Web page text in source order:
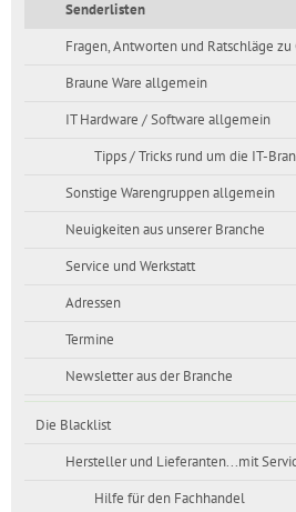
Senderlisten
Fragen, Antworten und Ratschläge zu
Braune Ware allgemein
IT Hardware / Software allgemein
Tipps / Tricks rund um die IT-
Sonstige Warengruppen allgemein
Neuigkeiten aus unserer Branche
Service und Werkstatt
Adressen
Termine
Newsletter aus der Branche
Die Blacklist
Hersteller und Lieferanten...mit
Hilfe für den Fachhandel